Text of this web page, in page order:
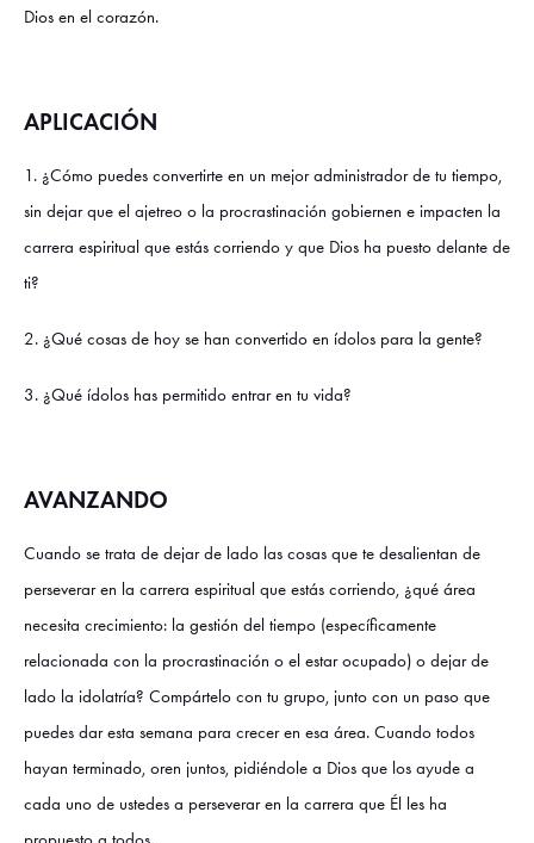
Dios en el corazón.
APLICACIÓN
1. ¿Cómo puedes convertirte en un mejor administrador de tu tiempo,
sin dejar que el ajetreo o la procrastinación gobiernen e impacten la
carrera espiritual que estás corriendo y que Dios ha puesto delante de
ti?
2. ¿Qué cosas de hoy se han convertido en ídolos para la gente?
3. ¿Qué ídolos has permitido entrar en tu vida?
AVANZANDO
Cuando se trata de dejar de lado las cosas que te desalientan de
perseverar en la carrera espiritual que estás corriendo, ¿qué área
necesita crecimiento: la gestión del tiempo (específicamente
relacionada con la procrastinación o el estar ocupado) o dejar de
lado la idolatría? Compártelo con tu grupo, junto con un paso que
puedes dar esta semana para crecer en esa área. Cuando todos
hayan terminado, oren juntos, pidiéndole a Dios que los ayude a
cada uno de ustedes a perseverar en la carrera que Él les ha